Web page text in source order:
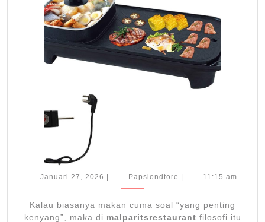
Sensasi
Makan
yang
Berbeda,
Dijamin
Januari 27, 2026 JanuariPapsiondtore Papsiondtore
11:15 am
Kalau biasanya makan cuma soal “yang penting
kenyang”, maka di malparitsrestaurant filosofi itu